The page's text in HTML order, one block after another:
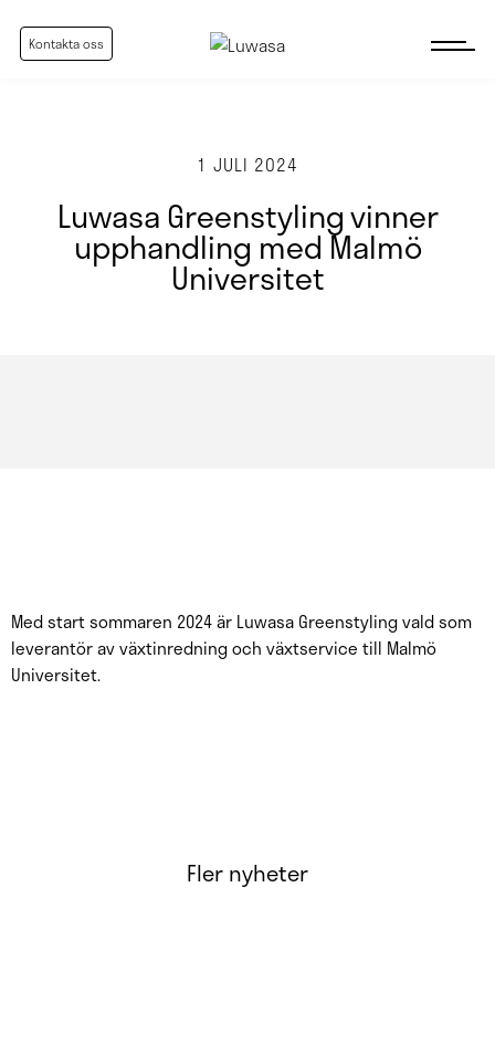
Kontakta oss
1 JULI 2024
Luwasa Greenstyling vinner
upphandling med Malmö
Universitet
Med start sommaren 2024 är Luwasa Greenstyling vald som
leverantör av växtinredning och växtservice till Malmö
Universitet.
Fler nyheter